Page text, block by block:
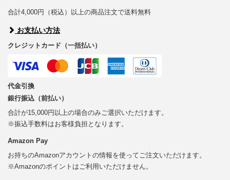
合計4,000円（税込）以上の商品注文で送料無料
お支払い方法
クレジットカード（一括払い）
代金引換
銀行振込（前払い）
合計が15,000円以上の場合のみご選択いただけます。
※振込手数料はお客様負担となります。
Amazon Pay
お持ちのAmazonアカウントの情報を使ってご注文いただけます。
※Amazonのポイントはご利用いただけません。